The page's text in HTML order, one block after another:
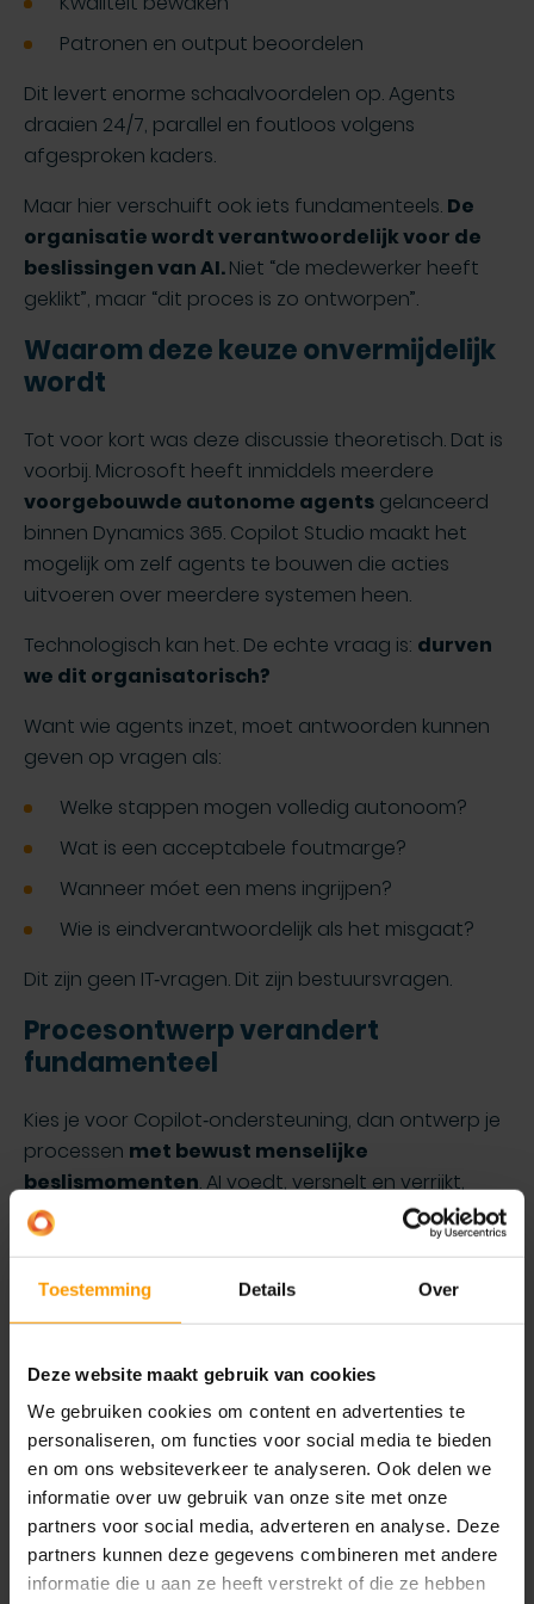
Toestemming Details Over
Deze website maakt gebruik van cookies
We gebruiken cookies om content en advertenties te
personaliseren, om functies voor social media te bieden
en om ons websiteverkeer te analyseren. Ook delen we
informatie over uw gebruik van onze site met onze
partners voor social media, adverteren en analyse. Deze
partners kunnen deze gegevens combineren met andere
informatie die u aan ze heeft verstrekt of die ze hebben
Patronen en output beoordelen
Dit levert enorme schaalvoordelen op. Agents
draaien 24/7, parallel en foutloos volgens
afgesproken kaders.
Maar hier verschuift ook iets fundamenteels. De
organisatie wordt verantwoordelijk voor de
beslissingen van AI.Niet “de medewerker heeft
geklikt”, maar “dit proces is zo ontworpen”.
Waarom deze keuze onvermijdelijk
wordt
Tot voor kort was deze discussie theoretisch. Dat is
voorbij. Microsoft heeft inmiddels meerdere
voorgebouwde autonome agents gelanceerd
binnen Dynamics 365. Copilot Studio maakt het
mogelijk om zelf agents te bouwen die acties
uitvoeren over meerdere systemen heen.
Technologisch kan het. De echte vraag is: durven
we dit organisatorisch?
Want wie agents inzet, moet antwoorden kunnen
geven op vragen als:
Welke stappen mogen volledig autonoom?
Wat is een acceptabele foutmarge?
Wanneer móet een mens ingrijpen?
Wie is eindverantwoordelijk als het misgaat?
Dit zijn geen IT‑vragen. Dit zijn bestuursvragen.
Procesontwerp verandert
fundamenteel
Kies je voor Copilot‑ondersteuning, dan ontwerp je
processen met bewust menselijke
beslismomenten. AI voedt, versnelt en verrijkt,
maar elk belangrijk punt blijft een menselijke keuze.
Kies je voor agent‑automatisering, dan ontwerp je
processen voor
uitzonderingsmanagement
handelt het standaardpad af. De mens bewaakt
Dat vraagt:
Duidelijke escalatieregels
Transparantie in wat de agent heeft gedaan
Monitoring, logging en auditability
Een agent zonder zichtbaarheid is geen efficiëntie,